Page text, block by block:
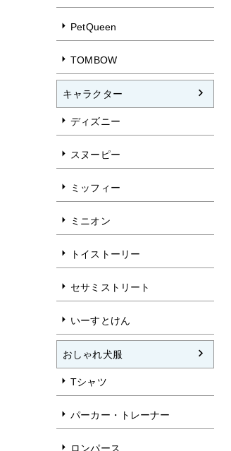
PetQueen
TOMBOW
キャラクター
ディズニー
スヌーピー
ミッフィー
ミニオン
トイストーリー
セサミストリート
いーすとけん
おしゃれ犬服
Tシャツ
パーカー・トレーナー
ロンパース